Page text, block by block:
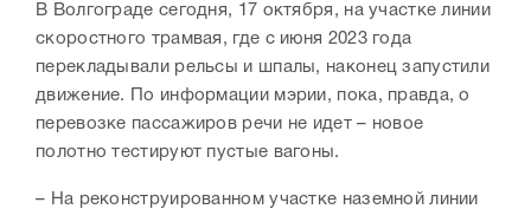
В Волгограде сегодня, 17 октября, на участке линии
скоростного трамвая, где с июня 2023 года
перекладывали рельсы и шпалы, наконец запустили
движение. По информации мэрии, пока, правда, о
перевозке пассажиров речи не идет – новое
полотно тестируют пустые вагоны.
– На реконструированном участке наземной линии